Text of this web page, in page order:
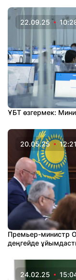
22.09.25
ҰБТ өзгермек:
20.05.25 12:21
Премьер-министр
деңгейде
24.02.25